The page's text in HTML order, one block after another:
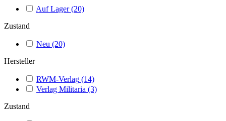
Auf Lager(20)
Zustand
Neu (20)
Hersteller
RWM-Verlag (14)
Verlag Militaria (3)
Zustand